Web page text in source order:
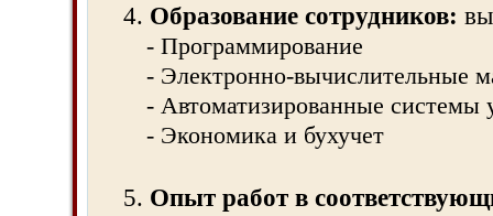
4. Образование сотрудников:
- Программирование
- Электронно-вычислительные
- Автоматизированные системы
- Экономика и бухучет
5. Опыт работ в